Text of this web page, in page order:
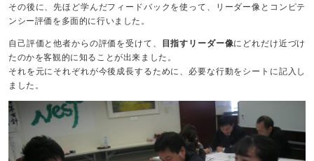
その後に、先ほど学んだフィードバックを使って、リーダー像とコンピテ
ンシー評価を多面的に行いました。
自己評価と他者からの評価を受けて、 目指すリーダー像にどれだけ近づけ
たのかを客観的に知ることが出来ました。
それを元にそれぞれが今後成長するために、必要な行動をシートに記入し
ました。